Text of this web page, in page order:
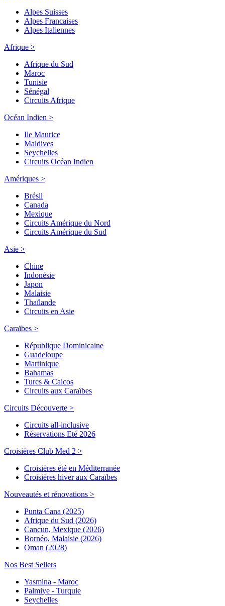
Alpes Suisses
Alpes Francaises
Alpes Italiennes
Afrique >
Afrique du Sud
Maroc
Tunisie
Sénégal
Circuits Afrique
Océan Indien >
Ile Maurice
Maldives
Seychelles
Circuits Océan Indien
Amériques >
Brésil
Canada
Mexique
Circuits Amérique du Nord
Circuits Amérique du Sud
Asie >
Chine
Indonésie
Japon
Malaisie
Thaïlande
Circuits en Asie
Caraïbes >
République Dominicaine
Guadeloupe
Martinique
Bahamas
Turcs & Caicos
Circuits aux Caraïbes
Circuits Découverte >
Circuits all-inclusive
Réservations Eté 2026
Croisières Club Med 2 >
Croisières été en Méditerranée
Croisières hiver aux Caraïbes
Nouveautés et rénovations >
Punta Cana (2025)
Afrique du Sud (2026)
Cancun, Mexique (2026)
Bornéo, Malaisie (2026)
Oman (2028)
Nos Best Sellers
Yasmina - Maroc
Palmiye - Turquie
Seychelles